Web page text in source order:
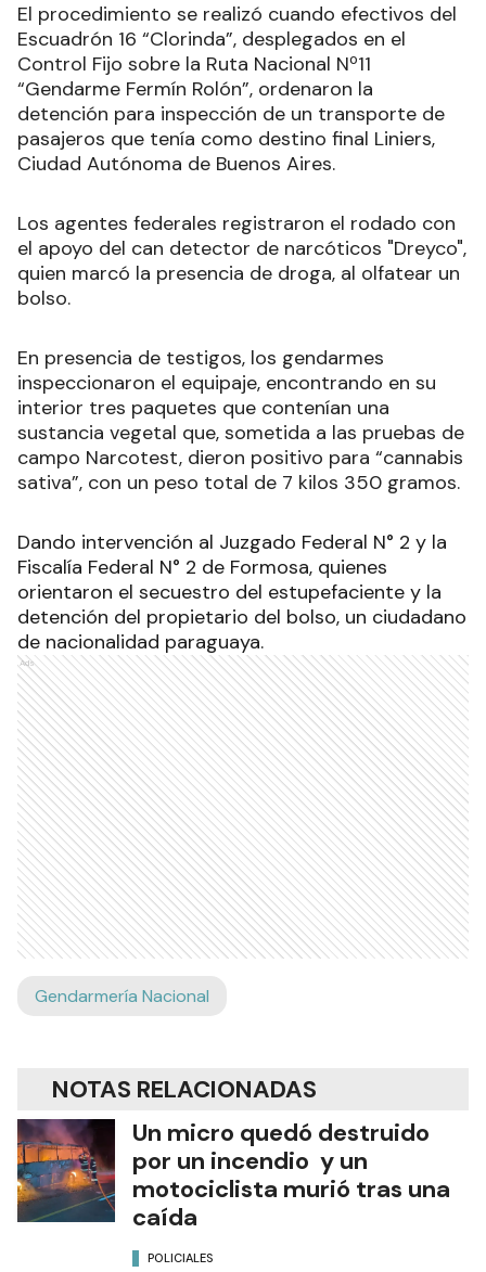
El procedimiento se realizó cuando efectivos del
Escuadrón 16 “Clorinda”, desplegados en el
Control Fijo sobre la Ruta Nacional Nº11
“Gendarme Fermín Rolón”, ordenaron la
detención para inspección de un transporte de
pasajeros que tenía como destino final Liniers,
Ciudad Autónoma de Buenos Aires.
Los agentes federales registraron el rodado con
el apoyo del can detector de narcóticos "Dreyco",
quien marcó la presencia de droga, al olfatear un
bolso.
En presencia de testigos, los gendarmes
inspeccionaron el equipaje, encontrando en su
interior tres paquetes que contenían una
sustancia vegetal que, sometida a las pruebas de
campo Narcotest, dieron positivo para “cannabis
sativa”, con un peso total de 7 kilos 350 gramos.
Dando intervención al Juzgado Federal N° 2 y la
Fiscalía Federal N° 2 de Formosa, quienes
orientaron el secuestro del estupefaciente y la
detención del propietario del bolso, un ciudadano
de nacionalidad paraguaya.
Ads
Gendarmería Nacional
NOTAS RELACIONADAS
Un micro quedó destruido
por un incendio y un
motociclista murió tras una
caída
POLICIALES